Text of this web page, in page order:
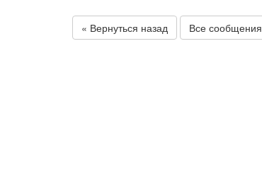
« Вернуться назад Все сообщения